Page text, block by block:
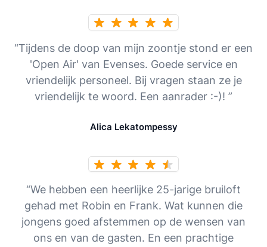
“Tijdens de doop van mijn zoontje stond er een
'Open Air' van Evenses. Goede service en
vriendelijk personeel. Bij vragen staan ze je
vriendelijk te woord. Een aanrader :-)! ”
Alica Lekatompessy
“We hebben een heerlijke 25-jarige bruiloft
gehad met Robin en Frank. Wat kunnen die
jongens goed afstemmen op de wensen van
ons en van de gasten. En een prachtige